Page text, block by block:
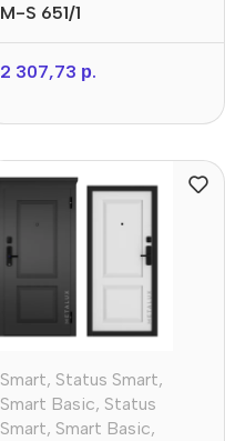
M-S 651/1
2 307,73 р.
Smart, Status Smart,
Smart Basic, Status
Smart, Smart Basic,